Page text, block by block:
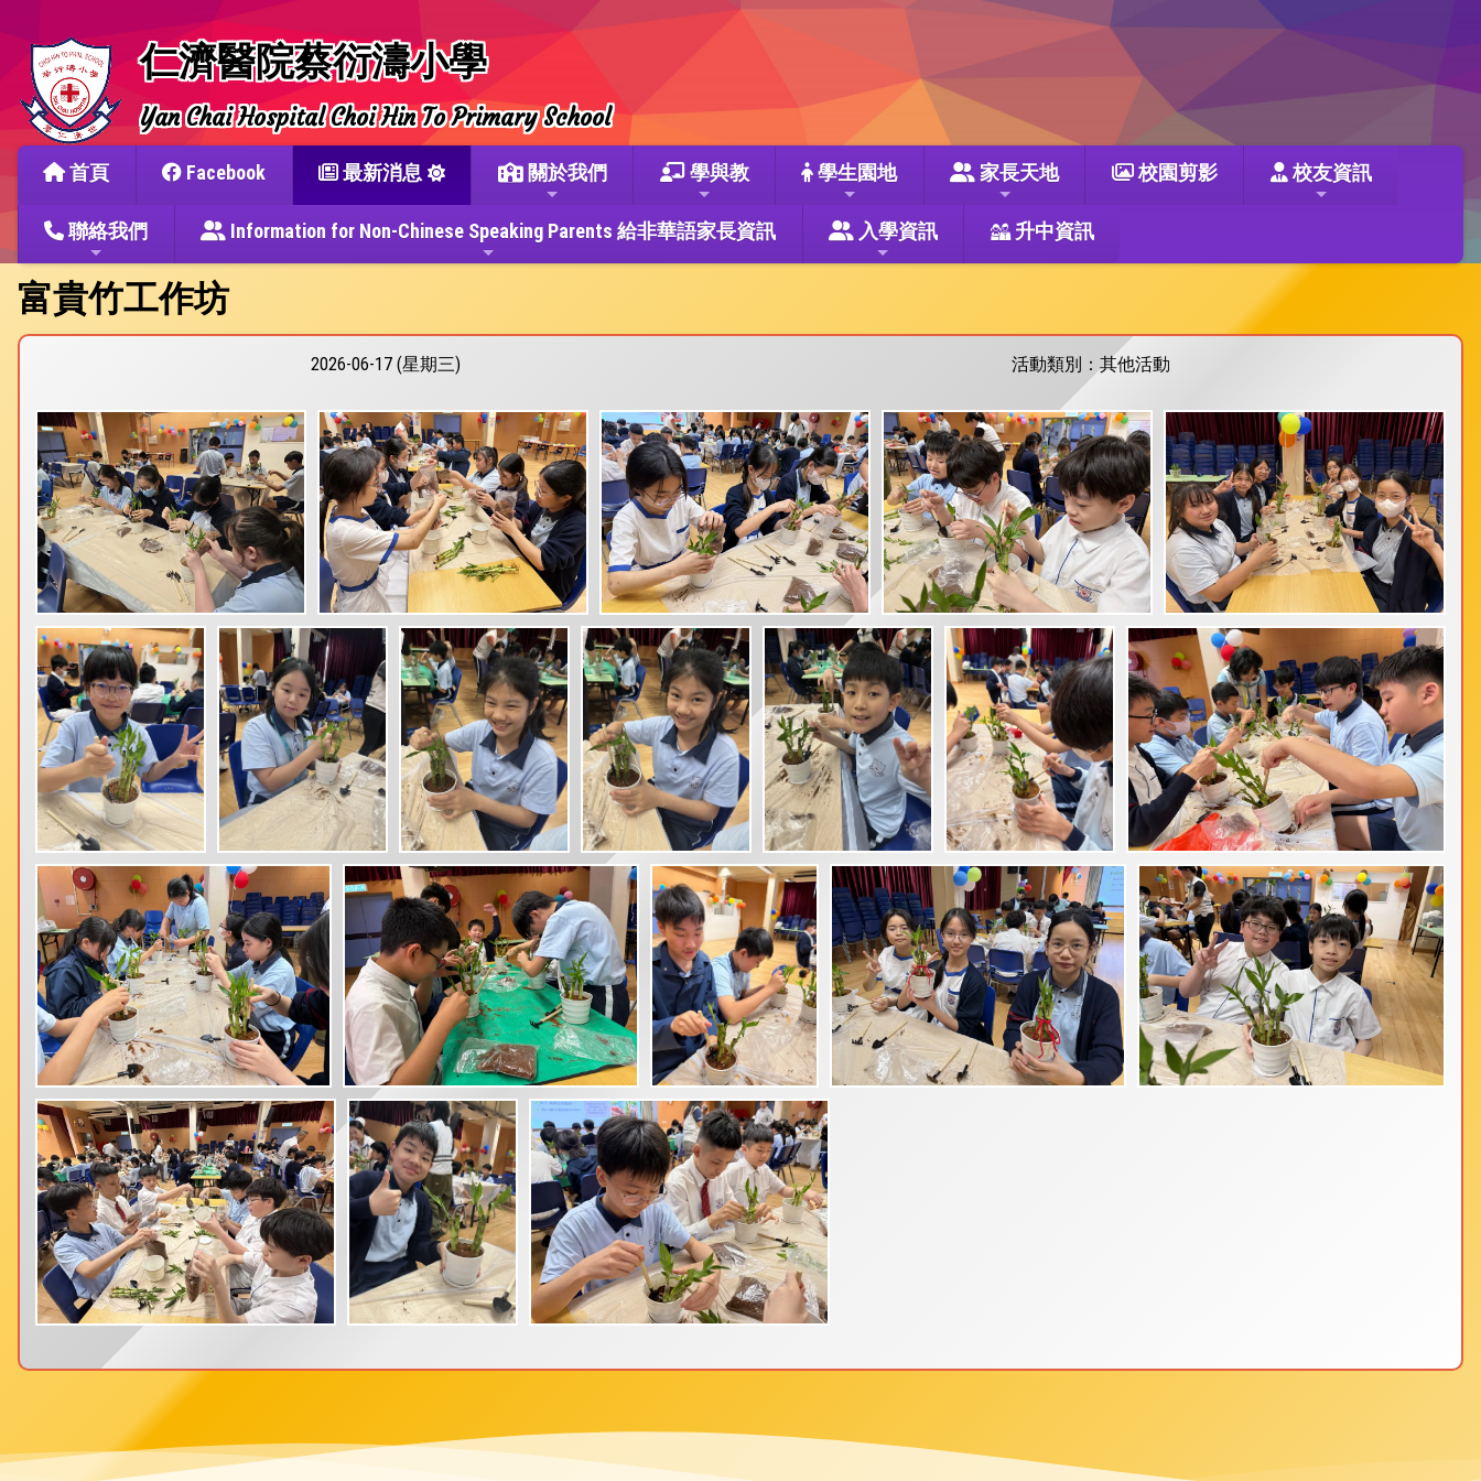
仁濟醫院蔡衍濤小學
Yan Chai Hospital Choi Hin To Primary School
首頁 Facebook 最新消息 關於我們 學與教 學生園地 家長天地 校園剪影 校友資訊
聯絡我們 Information for Non-Chinese Speaking Parents 給非華語家長資訊 入學資訊 升中資訊
富貴竹工作坊
2026-06-17 (星期三) 活動類別：其他活動